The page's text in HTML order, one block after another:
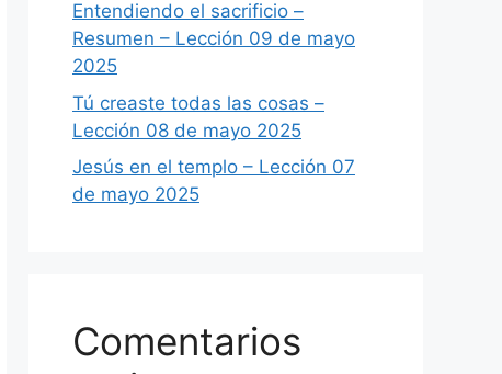
Entendiendo el sacrificio –
Resumen – Lección 09 de mayo
2025
Tú creaste todas las cosas –
Lección 08 de mayo 2025
Jesús en el templo – Lección 07
de mayo 2025
Comentarios